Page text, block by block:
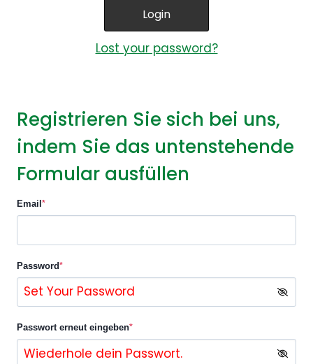
Lost your password?
Registrieren Sie sich bei uns,
indem Sie das untenstehende
Formular ausfüllen
Email *
Password*
Passwort erneut eingeben*